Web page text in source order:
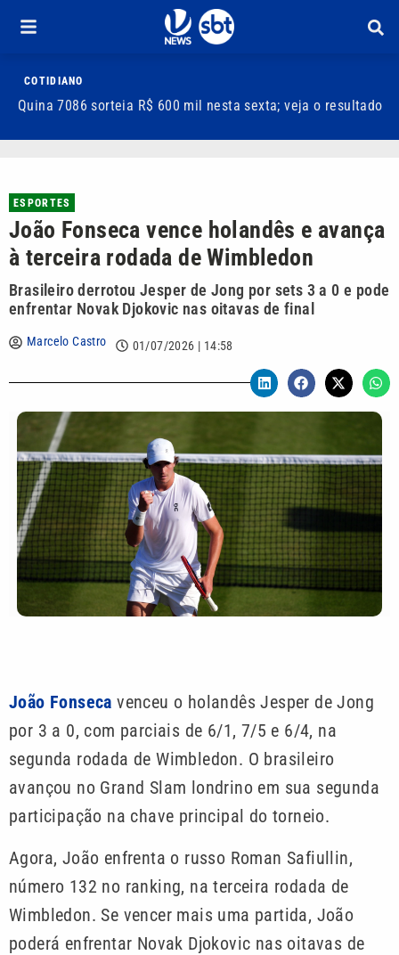
COTIDIANO
Quina 7086 sorteia R$ 600 mil nesta sexta; veja o resultado
ESPORTES
João Fonseca vence holandês e avança
à terceira rodada de Wimbledon
Brasileiro derrotou Jesper de Jong por sets 3 a 0 e pode
enfrentar Novak Djokovic nas oitavas de final
Marcelo Castro 01/07/2026 | 14:58
João Fonseca venceu o holandês Jesper de Jong
por 3 a 0, com parciais de 6/1, 7/5 e 6/4, na
segunda rodada de Wimbledon. O brasileiro
avançou no Grand Slam londrino em sua segunda
participação na chave principal do torneio.
Agora, João enfrenta o russo Roman Safiullin,
número 132 no ranking, na terceira rodada de
Wimbledon. Se vencer mais uma partida, João
poderá enfrentar Novak Djokovic nas oitavas de